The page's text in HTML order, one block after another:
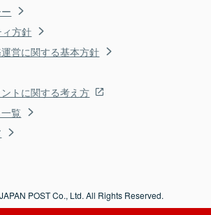
方針
営に関する基本方針
トに関する考え方
覧
POST Co., Ltd. All Rights Reserved.